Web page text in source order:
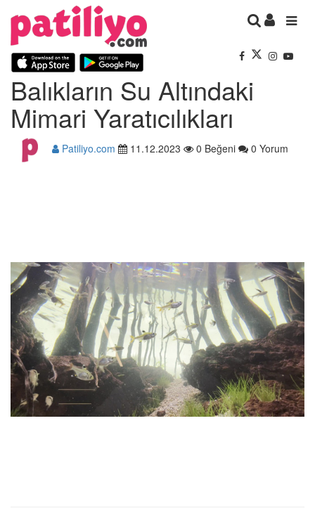
Balıkların Su Altındaki
Mimari Yaratıcılıkları
Patiliyo.com 11.12.2023 0 Beğeni 0 Yorum